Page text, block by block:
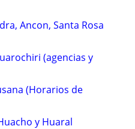
Ancon, Santa Rosa
(agencias y
(Horarios de
y Huaral